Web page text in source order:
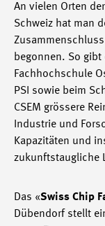
An vielen Orten
Schweiz hat man
begonnen. So gibt
Fachhochschule
PSI sowie beim
CSEM grössere
Industrie und
Kapazitäten und
zukunftstaugliche
Das «Swiss Chip
Dübendorf stellt